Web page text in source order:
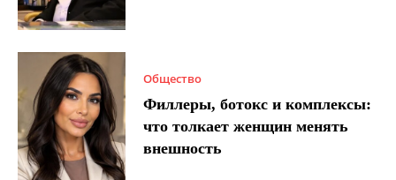
Общество
Филлеры, ботокс и комплексы:
что толкает женщин менять
внешность